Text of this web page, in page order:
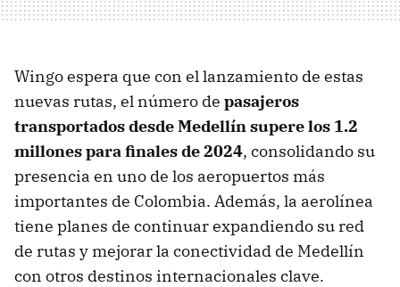
Wingo espera que con el lanzamiento de estas
nuevas rutas, el número de pasajeros
transportados desde Medellín supere los 1.2
millones para finales de 2024, consolidando su
presencia en uno de los aeropuertos más
importantes de Colombia. Además, la aerolínea
tiene planes de continuar expandiendo su red
de rutas y mejorar la conectividad de Medellín
con otros destinos internacionales clave.